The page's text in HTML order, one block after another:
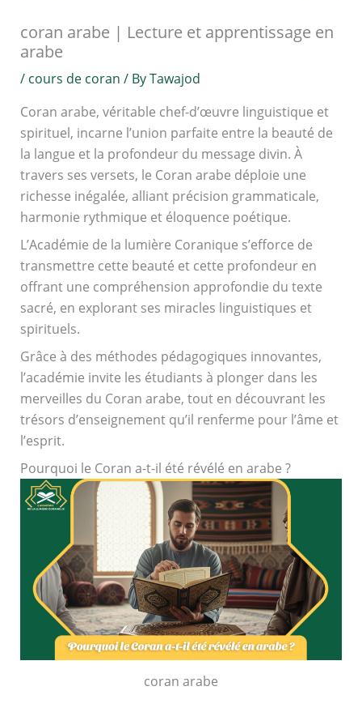
coran arabe | Lecture et apprentissage en
arabe
/ cours de coran / ByTawajod
Coran arabe, véritable chef-d’œuvre linguistique et
spirituel, incarne l’union parfaite entre la beauté de
la langue et la profondeur du message divin. À
travers ses versets, le Coran arabe déploie une
richesse inégalée, alliant précision grammaticale,
harmonie rythmique et éloquence poétique.
L’Académie de la lumière Coranique s’efforce de
transmettre cette beauté et cette profondeur en
offrant une compréhension approfondie du texte
sacré, en explorant ses miracles linguistiques et
spirituels.
Grâce à des méthodes pédagogiques innovantes,
l’académie invite les étudiants à plonger dans les
merveilles du Coran arabe, tout en découvrant les
trésors d’enseignement qu’il renferme pour l’âme et
l’esprit.
Pourquoi le Coran a-t-il été révélé en arabe ?
coran arabe